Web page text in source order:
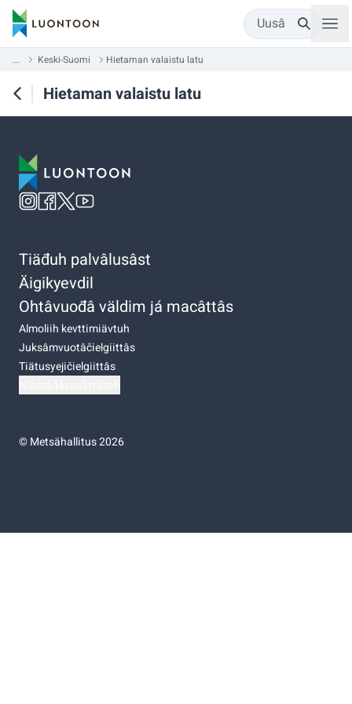
Uusâ
... Keski-Suomi Hietaman valaistu latu
Hietaman valaistu latu
Tiäđuh palvâlusâst
Äigikyevdil
Ohtâvuođâ väldim já macâttâs
Almoliih kevttimiävtuh
Juksâmvuotâčielgiittâs
Tiätusyejičielgiittâs
©Metsähallitus 2026